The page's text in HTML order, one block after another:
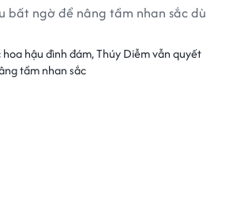
bất ngờ để nâng tầm nhan sắc dù